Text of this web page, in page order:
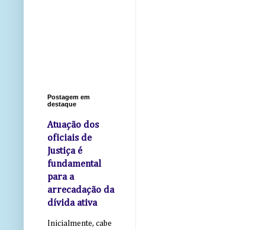
Postagem em
destaque
Atuação dos
oficiais de
Justiça é
fundamental
para a
arrecadação da
dívida ativa
Inicialmente, cabe